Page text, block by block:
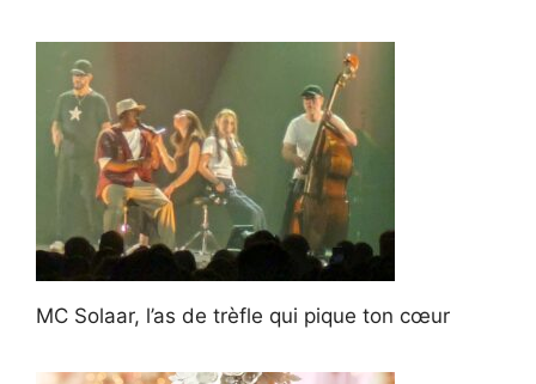
MC Solaar, l’as de trèfle qui pique ton cœur